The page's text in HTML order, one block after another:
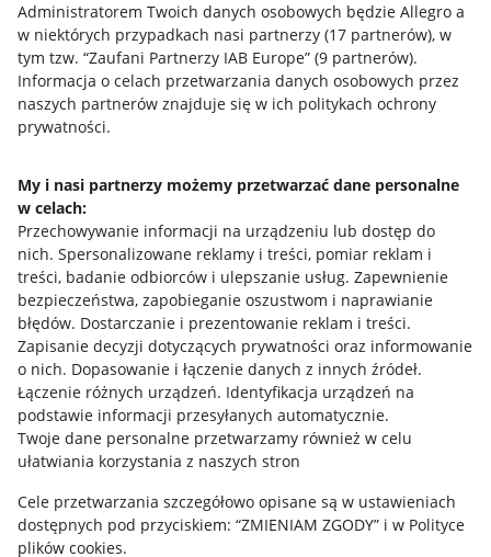
Administratorem Twoich danych osobowych będzie Allegro a
w niektórych przypadkach nasi partnerzy (17 partnerów), w
tym tzw. “Zaufani Partnerzy IAB Europe” (9 partnerów).
Informacja o celach przetwarzania danych osobowych przez
naszych partnerów znajduje się w ich politykach ochrony
prywatności.
My i nasi partnerzy możemy przetwarzać dane personalne
w celach:
Przechowywanie informacji na urządzeniu lub dostęp do
nich. Spersonalizowane reklamy i treści, pomiar reklam i
treści, badanie odbiorców i ulepszanie usług. Zapewnienie
bezpieczeństwa, zapobieganie oszustwom i naprawianie
błędów. Dostarczanie i prezentowanie reklam i treści.
Zapisanie decyzji dotyczących prywatności oraz informowanie
o nich. Dopasowanie i łączenie danych z innych źródeł.
Łączenie różnych urządzeń. Identyfikacja urządzeń na
podstawie informacji przesyłanych automatycznie.
Twoje dane personalne przetwarzamy również w celu
ułatwiania korzystania z naszych stron
Cele przetwarzania szczegółowo opisane są w ustawieniach
dostępnych pod przyciskiem: “ZMIENIAM ZGODY” i w Polityce
plików cookies.
Przydatne informacje
Jak to działa
Allegro Gadane dla sprzedających
Allegro Gadane dla kupujących
Mapa miejscowości
Informacje prawne
Regulamin
Polityka plików "cookies"
Ustawienia plików "cookies"
Udostępnianie lokalizacji
Informacje dla Aktu o Usługach Cyfrowych